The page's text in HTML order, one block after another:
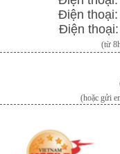
Điện thoại:
Điện
(từ
(hoặc gửi